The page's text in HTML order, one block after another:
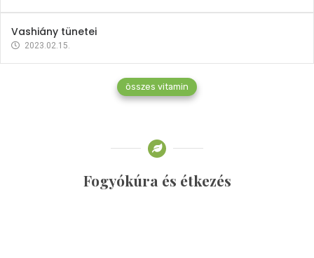
Vashiány tünetei
2023.02.15.
összes vitamin
Fogyókúra és étkezés